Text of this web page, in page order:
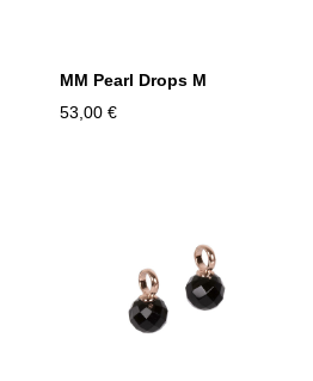
MM Pearl Drops M
53,00 €